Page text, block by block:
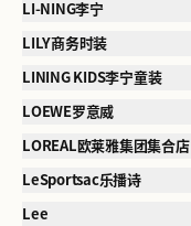
LI-NING李宁
LILY商务时装
LINING KIDS李宁童装
LOEWE罗意威
LOREAL欧莱雅集团集合店
LeSportsac乐播诗
Lee